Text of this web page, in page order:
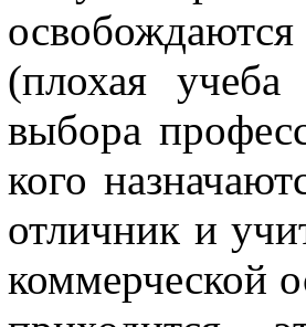
(плохая учеба
выбора
кого
отличник и
коммерческой